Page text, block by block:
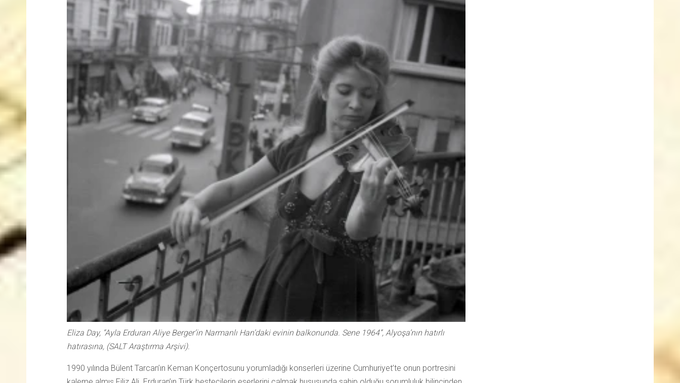
Eliza Day, “Ayla Erduran Aliye Berger’in Narmanlı Han’daki evinin balkonunda. Sene 1964”, Alyoşa’nın hatırlı
hatırasına, (SALT Araştırma Arşivi).
1990 yılında Bülent Tarcan’ın Keman Konçertosunu yorumladığı konserleri üzerine Cumhuriyet’te onun portresini